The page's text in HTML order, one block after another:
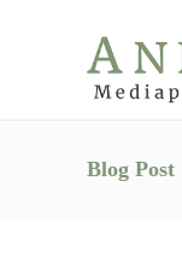
Blog Post